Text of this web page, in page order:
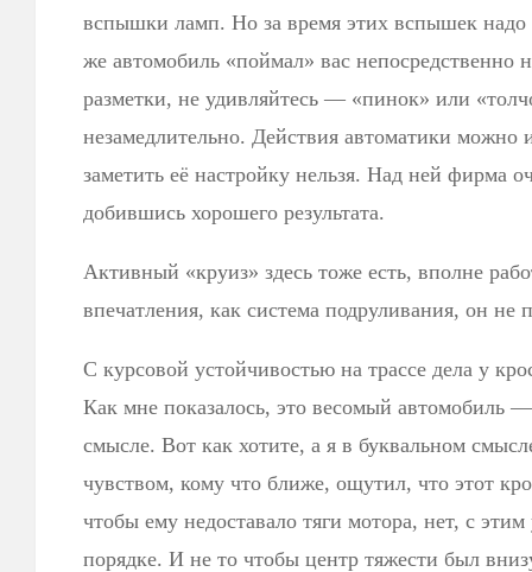
вспышки ламп. Но за время этих вспышек надо
же автомобиль «поймал» вас непосредственно
разметки, не удивляйтесь — «пинок» или
незамедлительно. Действия автоматики можно
заметить её настройку нельзя. Над ней фирма
добившись хорошего результата.
Активный «круиз» здесь тоже есть, вполне
впечатления, как система подруливания, он не
С курсовой устойчивостью на трассе дела у
Как мне показалось, это весомый автомобиль
смысле. Вот как хотите, а я в буквальном
чувством, кому что ближе, ощутил, что этот
чтобы ему недоставало тяги мотора, нет, с этим
порядке. И не то чтобы центр тяжести был